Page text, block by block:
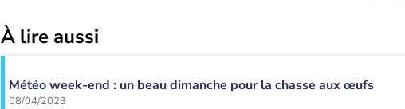
À lire aussi
Météo week-end : un beau dimanche pour la chasse aux œufs
08/04/2023